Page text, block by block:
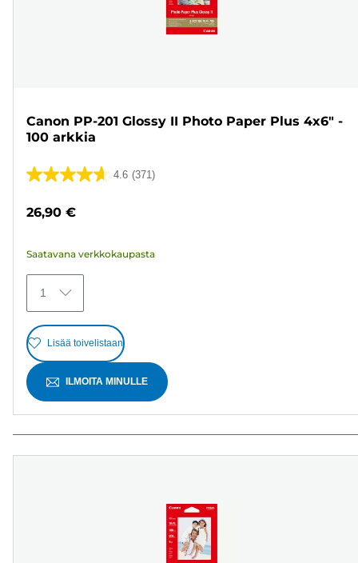
Canon PP-201 Glossy II Photo Paper Plus 4x6" -
100 arkkia
4.6 (371)
4.6/5
371
26,90 €
Saatavana verkkokaupasta
1
Lisää toivelistaan
ILMOITA MINULLE